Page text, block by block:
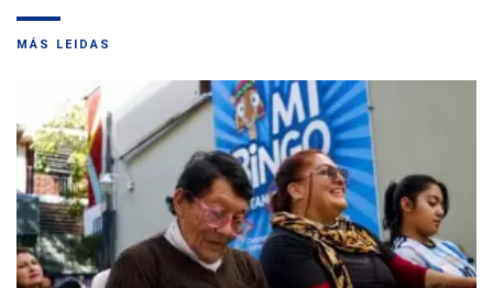
MÁS LEIDAS